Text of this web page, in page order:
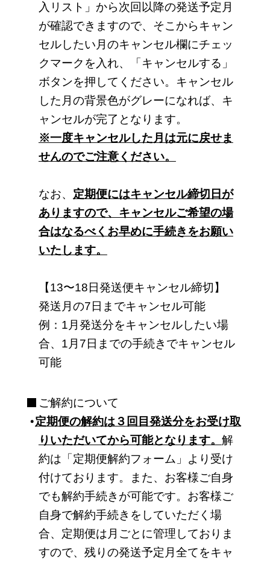
入リスト」から次回以降の発送予定月
が確認できますので、そこからキャン
セルしたい月のキャンセル欄にチェッ
クマークを入れ、「キャンセルする」
ボタンを押してください。キャンセル
した月の背景色がグレーになれば、キ
ャンセルが完了となります。
※一度キャンセルした月は元に戻せま
せんのでご注意ください。
なお、 定期便にはキャンセル締切日が
ありますので、キャンセルご希望の場
合はなるべくお早めに手続きをお願い
いたします。
【13〜18日発送便キャンセル締切】
発送月の7日までキャンセル可能
例：1月発送分をキャンセルしたい場
合、1月7日までの手続きでキャンセル
可能
ご解約について
定期便の解約は３回目発送分をお受け取
りいただいてから可能となります。 解
約は 「定期便解約フォーム」 より受け
付けております。また、お客様ご自身
でも解約手続きが可能です。お客様ご
自身で解約手続きをしていただく場
合、定期便は月ごとに管理しておりま
すので、残りの発送予定月全てをキャ